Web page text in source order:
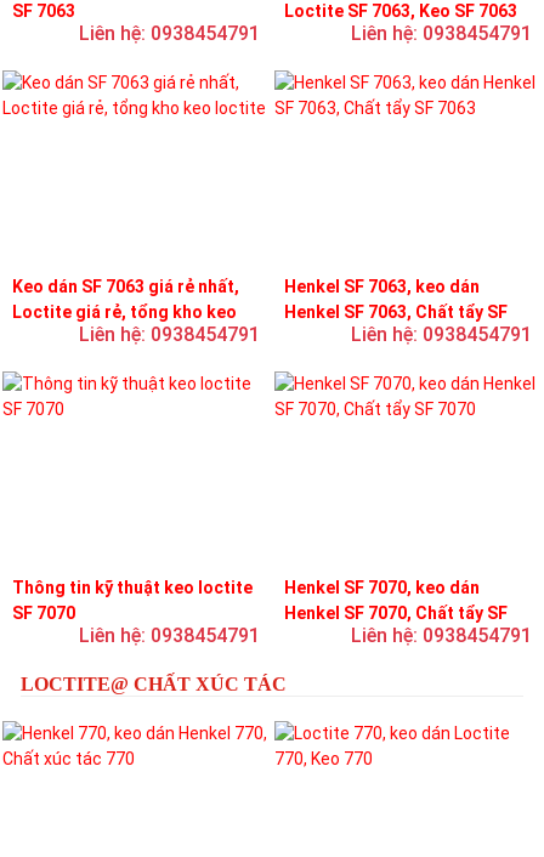
SF 7063
Liên hệ: 0938454791
Loctite SF 7063, Keo SF 7063
Liên hệ: 0938454791
Keo dán SF 7063 giá rẻ nhất,
Loctite giá rẻ, tổng kho keo
Liên hệ: 0938454791
Henkel SF 7063, keo dán
Henkel SF 7063, Chất tẩy SF
Liên hệ: 0938454791
Thông tin kỹ thuật keo loctite
SF 7070
Liên hệ: 0938454791
Henkel SF 7070, keo dán
Henkel SF 7070, Chất tẩy SF
Liên hệ: 0938454791
LOCTITE@ CHẤT XÚC TÁC